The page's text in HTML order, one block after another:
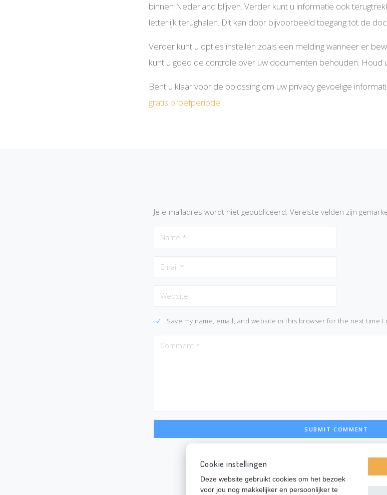
binnen Nederland blijven. Verder kunt u informatie ook
letterlijk terughalen. Dit kan door bijvoorbeeld toegang tot de
Verder kunt u opties instellen zoals een melding wanneer er
kunt u goed de controle over uw documenten behouden. Houd
Bent u klaar voor de oplossing om uw privacy gevoelige
gratis proefperiode!
Je e-mailadres wordt niet gepubliceerd. Vereiste velden zijn
Save my name, email, and website in this browser for the next time I
Cookie instellingen
Deze website gebruikt cookies om het bezoek
voor jou nog makkelijker en persoonlijker te